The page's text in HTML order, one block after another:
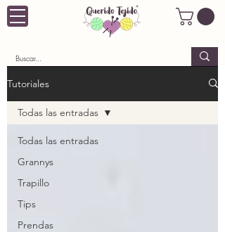
Tutoriales
Todas las entradas
Grannys
Trapillo
Tips
Prendas
Todas las entradas